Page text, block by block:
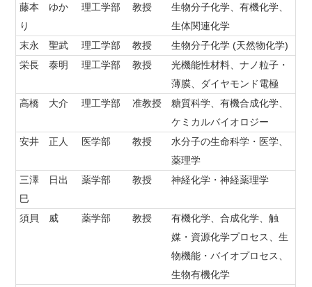
藤本 ゆか
り
理工学部 教授
生物分子化学、有機化学、
生体関連化学
末永 聖武
理工学部 教授
生物分子化学 (天然物化学)
栄長 泰明
理工学部 教授
光機能性材料、ナノ粒子・
薄膜、ダイヤモンド電極
高橋 大介
理工学部 准教授
糖質科学、有機合成化学、
ケミカルバイオロジー
安井 正人
医学部 教授
水分子の生命科学・医学、
薬理学
三澤 日出
巳
薬学部 教授 神経化学・神経薬理学
須貝 威 薬学部 教授
有機化学、合成化学、触
媒・資源化学プロセス、生
物機能・バイオプロセス、
生物有機化学